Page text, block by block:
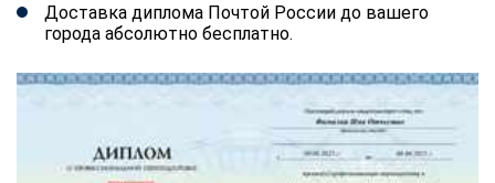
Доставка диплома Почтой России до вашего
города абсолютно бесплатно.